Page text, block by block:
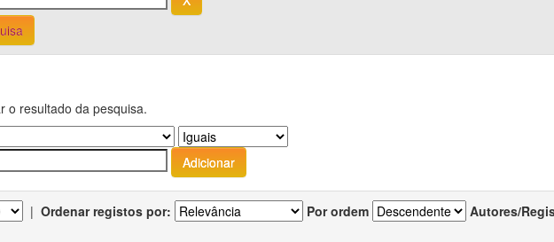
o resultado da pesquisa.
| Ordenar registos por: Por ordem Autores/